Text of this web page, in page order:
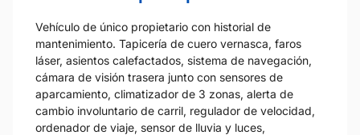
Vehículo de único propietario con historial de
mantenimiento. Tapicería de cuero vernasca, faros
láser, asientos calefactados, sistema de navegación,
cámara de visión trasera junto con sensores de
aparcamiento, climatizador de 3 zonas, alerta de
cambio involuntario de carril, regulador de velocidad,
ordenador de viaje, sensor de lluvia y luces,